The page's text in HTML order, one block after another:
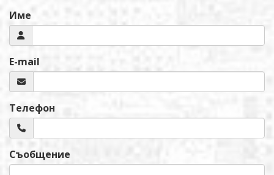
Име
E-mail
Телефон
Съобщение